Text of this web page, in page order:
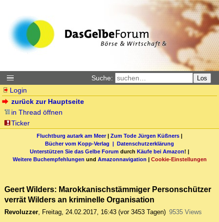
Suche: Los
Login
zurück zur Hauptseite
in Thread öffnen
Ticker
Fluchtburg autark am Meer| Zum Tode Jürgen Küßners |
Bücher vom Kopp-Verlag | Datenschutzerklärung
Unterstützen Sie das Gelbe Forum durch Käufe bei Amazon! |
Weitere Buchempfehlungen und Amazonnavigation | Cookie-Einstellungen
Geert Wilders: Marokkanischstämmiger Personschützer
verrät Wilders an kriminelle Organisation
Revoluzzer, Freitag, 24.02.2017, 16:43 (vor 3453 Tagen) 9535 Views